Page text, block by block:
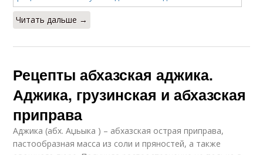
Читать дальше →
Рецепты абхазская аджика.
Аджика, грузинская и абхазская
приправа
Аджика (абх. Аџьыка ) – абхазская острая приправа,
пастообразная масса из соли и пряностей, а также